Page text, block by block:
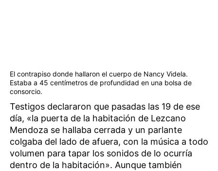
El contrapiso donde hallaron el cuerpo de Nancy Videla.
Estaba a 45 centímetros de profundidad en una bolsa de
consorcio.
Testigos declararon que pasadas las 19 de ese
día, «la puerta de la habitación de Lezcano
Mendoza se hallaba cerrada y un parlante
colgaba del lado de afuera, con la música a todo
volumen para tapar los sonidos de lo ocurría
dentro de la habitación». Aunque también